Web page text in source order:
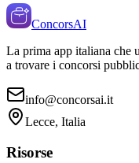
ConcorsAI
La prima app italiana che
a trovare i concorsi
info@concorsai.it
Lecce, Italia
Risorse